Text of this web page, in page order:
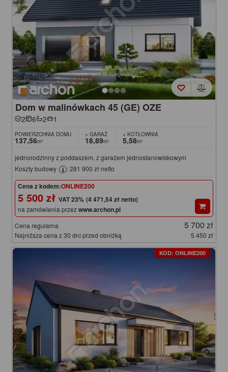
Dom w malinówkach 45 (GE) OZE
2 6 2 1
POWIERZCHNIA DOMU
137,56m²
+ GARAŻ
18,89m²
+ KOTŁOWNIA
5,58m²
jednorodzinny z poddaszem, z garażem jednostanowiskowym
Koszty budowy
: 281 900 zł netto
Cena z kodem:ONLINE200
5 500 zł (4 471,54 zł netto)
na zamówienia przezwww.archon.pl
Cena regularna 5 700 zł
Najniższa cena z 30 dni przed obniżką 5 450 zł
KOD: ONLINE200